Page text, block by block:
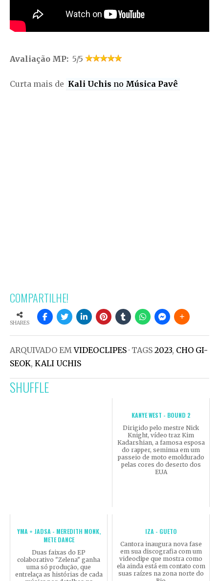
Avaliação MP: 5/5
Curta mais de Kali Uchis no Música Pavê
COMPARTILHE!
SHARES
ARQUIVADO EMVIDEOCLIPES · TAGS 2023, CHO GI-
SEOK, KALI UCHIS
SHUFFLE
KANYE WEST - BOUND 2
Dirigido pelo mestre Nick
Knight, vídeo traz Kim
Kadarshian, a famosa esposa
do rapper, seminua em um
passeio de moto emoldurado
pelas cores do deserto dos
EUA
YMA + JADSA - MEREDITH MONK,
METE DANCE
Duas faixas do EP
colaborativo "Zelena" ganha
uma só produção, que
entrelaça as histórias de cada
IZA - GUETO
Cantora inaugura nova fase
em sua discografia com um
videoclipe que mostra como
ela ainda está em contato com
suas raízes na zona norte do